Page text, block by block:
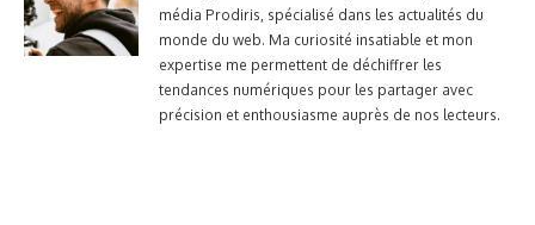
média Prodiris, spécialisé dans les actualités du
monde du web. Ma curiosité insatiable et mon
expertise me permettent de déchiffrer les
tendances numériques pour les partager avec
précision et enthousiasme auprès de nos lecteurs.